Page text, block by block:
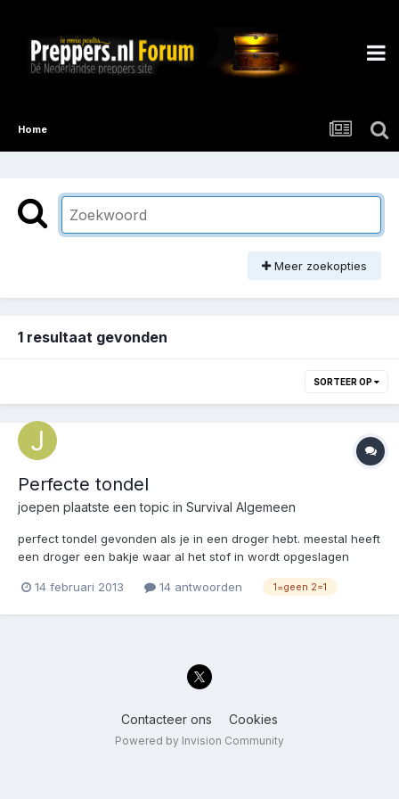
Home
Meer zoekopties
1 resultaat gevonden
SORTEER OP
Perfecte tondel
joepen plaatste een topic in Survival Algemeen
perfect tondel gevonden als je in een droger hebt. meestal heeft
een droger een bakje waar al het stof in wordt opgeslagen
met een firesteel brandt heet en goed had in een mum van tijd
14 februari 2013 14 antwoorden 1=geen 2=1
Contacteer ons Cookies
Powered by Invision Community